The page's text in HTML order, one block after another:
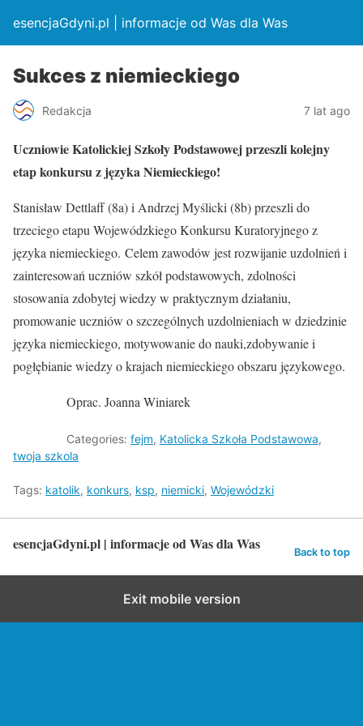
esencjaGdyni.pl | informacje od Was dla Was
Sukces z niemieckiego
Redakcja 7 lat ago
Uczniowie Katolickiej Szkoły Podstawowej przeszli kolejny
etap konkursu z języka Niemieckiego!
Stanisław Dettlaff (8a) i Andrzej Myślicki (8b) przeszli do
trzeciego etapu Wojewódzkiego Konkursu Kuratoryjnego z
języka niemieckiego. Celem zawodów jest rozwijanie uzdolnień i
zainteresowań uczniów szkół podstawowych, zdolności
stosowania zdobytej wiedzy w praktycznym działaniu,
promowanie uczniów o szczególnych uzdolnieniach w dziedzinie
języka niemieckiego, motywowanie do nauki,zdobywanie i
pogłębianie wiedzy o krajach niemieckiego obszaru językowego.
Oprac. Joanna Winiarek
Categories: fejm, Katolicka Szkoła Podstawowa,
twoja szkola
Tags: katolik, konkurs, ksp, niemicki, Wojewódzki
esencjaGdyni.pl | informacje od Was dla Was Back to top
Exit mobile version